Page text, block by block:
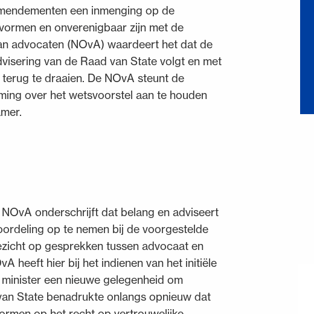
een inmenging op de
en onverenigbaar zijn met de
advocaten (NOvA) waardeert het dat de
van de Raad van State volgt en met
te draaien. De NOvA steunt de
over het wetsvoorstel aan te houden
onderschrijft dat belang en adviseert
op te nemen bij de voorgestelde
op gesprekken tussen advocaat en
heeft hier bij het indienen van het initiële
een nieuwe gelegenheid om
State benadrukte onlangs opnieuw dat